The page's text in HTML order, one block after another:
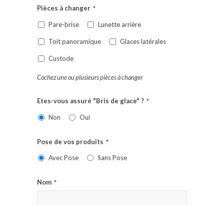
Pièces à changer *
Pare-brise Lunette arrière
Toit panoramique Glaces latérales
Custode
Cochez une ou plusieurs pièces à changer
Etes-vous assuré "Bris de glace" ? *
Non Oui
Pose de vos produits *
Avec Pose Sans Pose
Nom *